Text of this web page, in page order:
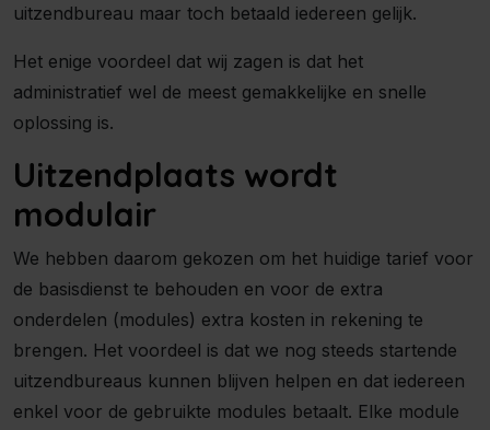
uitzendbureau maar toch betaald iedereen gelijk.
Het enige voordeel dat wij zagen is dat het
administratief wel de meest gemakkelijke en snelle
oplossing is.
Uitzendplaats wordt
modulair
We hebben daarom gekozen om het huidige tarief voor
de basisdienst te behouden en voor de extra
onderdelen (modules) extra kosten in rekening te
brengen. Het voordeel is dat we nog steeds startende
uitzendbureaus kunnen blijven helpen en dat iedereen
enkel voor de gebruikte modules betaalt. Elke module